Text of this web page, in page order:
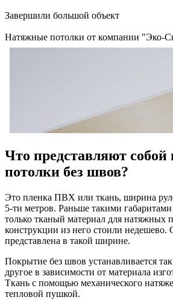
Завершили большой объект
Натяжные потолки от компании "Эко-
Что представляют
потолки без швов?
Это пленка ПВХ или ткань, ширина
5-ти метров. Раньше такими габаритами
только тканый материал для натяжных
конструкции из него стоили
представлена в такой ширине.
Покрытие без швов устанавливается
другое в зависимости от материала
Ткань с помощью механического
тепловой пушкой.